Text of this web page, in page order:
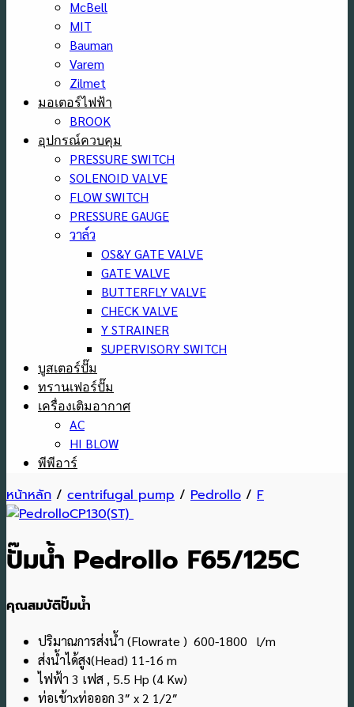
McBell
MIT
Bauman
Varem
Zilmet
มอเตอร์ไฟฟ้า
BROOK
อุปกรณ์ควบคุม
PRESSURE SWITCH
SOLENOID VALVE
FLOW SWITCH
PRESSURE GAUGE
วาล์ว
OS&Y GATE VALVE
GATE VALVE
BUTTERFLY VALVE
CHECK VALVE
Y STRAINER
SUPERVISORY SWITCH
บูสเตอร์ปั๊ม
ทรานเฟอร์ปั๊ม
เครื่องเติมอากาศ
AC
HI BLOW
พีพีอาร์
หน้าหลัก / centrifugal pump / Pedrollo / F
ปั๊มน้ำ Pedrollo F65/125C
คุณสมบัติปั๊มน้ำ
ปริมาณการส่งน้ำ (Flowrate ) 600-1800 l/m
ส่งน้ำได้สูง(Head) 11-16 m
ไฟฟ้า 3 เฟส , 5.5 Hp (4 Kw)
ท่อเข้าxท่อออก 3″ x 2 1/2″